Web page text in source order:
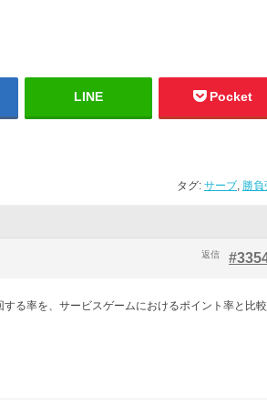
LINE Pocket
タグ: サーブ, 勝負
返信
る率を、サービスゲームにおけるポイント率と比較